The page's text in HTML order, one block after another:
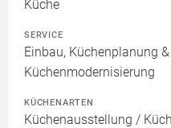
Küche
SERVICE
Einbau, Küchenplanung
Küchenmodernisierung
KÜCHENARTEN
Küchenausstellung /